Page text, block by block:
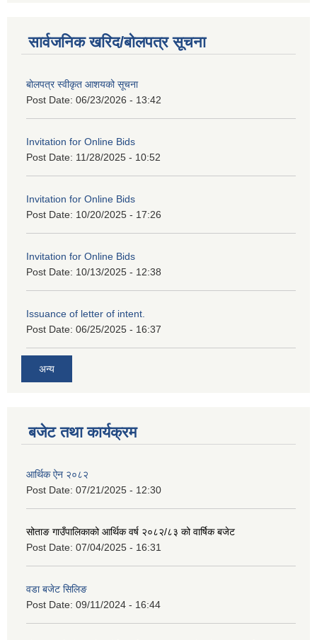
सार्वजनिक खरिद/बोलपत्र सूचना
बोलपत्र स्वीकृत आशयको सूचना
Post Date: 06/23/2026 - 13:42
Invitation for Online Bids
Post Date: 11/28/2025 - 10:52
Invitation for Online Bids
Post Date: 10/20/2025 - 17:26
Invitation for Online Bids
Post Date: 10/13/2025 - 12:38
Issuance of letter of intent.
Post Date: 06/25/2025 - 16:37
अन्य
बजेट तथा कार्यक्रम
आर्थिक ऐन २०८२
Post Date: 07/21/2025 - 12:30
सोताङ गाउँपालिकाको आर्थिक वर्ष २०८२/८३ को वार्षिक बजेट
Post Date: 07/04/2025 - 16:31
वडा बजेट सिलिङ
Post Date: 09/11/2024 - 16:44